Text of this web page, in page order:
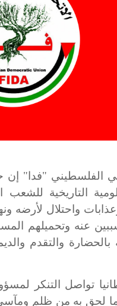
الفلسطيني "فدا" إن
التاريخية
واحتلال لأرضه
عنه وتحميلهم
بالحضارة والتقدم
تواصل التنكر
لحق به من ظلم ومآسي